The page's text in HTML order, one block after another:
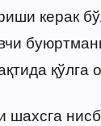
керак
қўлга
шахсга